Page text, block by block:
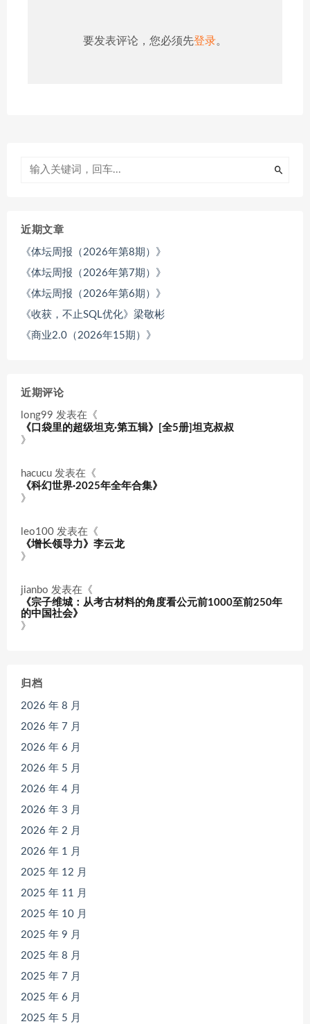
要发表评论，您必须先登录。
近期文章
《体坛周报（2026年第8期）》
《体坛周报（2026年第7期）》
《体坛周报（2026年第6期）》
《收获，不止SQL优化》梁敬彬
《商业2.0（2026年15期）》
近期评论
long99 发表在《
《口袋里的超级坦克·第五辑》[全5册]坦克叔叔
》
hacucu 发表在《
《科幻世界·2025年全年合集》
》
leo100 发表在《
《增长领导力》李云龙
》
jianbo 发表在《
《宗子维城：从考古材料的角度看公元前1000至前250年
的中国社会》
》
归档
2026 年 8 月
2026 年 7 月
2026 年 6 月
2026 年 5 月
2026 年 4 月
2026 年 3 月
2026 年 2 月
2026 年 1 月
2025 年 12 月
2025 年 11 月
2025 年 10 月
2025 年 9 月
2025 年 8 月
2025 年 7 月
2025 年 6 月
2025 年 5 月